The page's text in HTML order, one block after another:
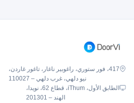
417، فور ستوري، راغوبير ناغار، تاغور غاردن،
نيو دلهي، غرب دلهي – 110027
الطابق الأول، iThum، قطاع 62، نويدا،
الهند – 201301